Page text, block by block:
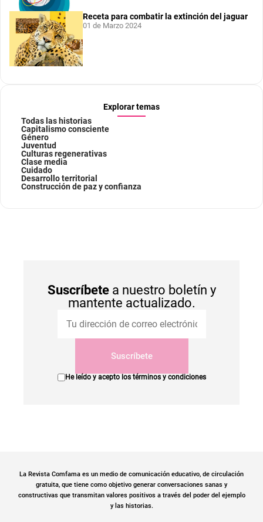
Receta para combatir la extinción del jaguar
01 de Marzo 2024
Explorar temas
Todas las historias
Capitalismo consciente
Género
Juventud
Culturas regenerativas
Clase media
Cuidado
Desarrollo territorial
Construcción de paz y confianza
Suscríbetea nuestro boletín y
mantente actualizado.
Suscríbete
He leído y acepto los términos y condiciones
La Revista Comfama es un medio de comunicación educativo, de circulación
gratuita, que tiene como objetivo generar conversaciones sanas y
constructivas que transmitan valores positivos a través del poder del ejemplo
y las historias.